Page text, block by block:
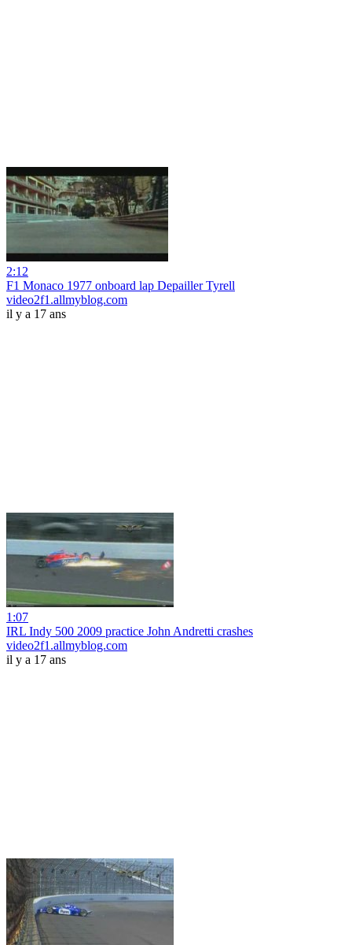
2:12
F1 Monaco 1977 onboard lap Depailler Tyrell
video2f1.allmyblog.com
il y a 17 ans
1:07
IRL Indy 500 2009 practice John Andretti crashes
video2f1.allmyblog.com
il y a 17 ans